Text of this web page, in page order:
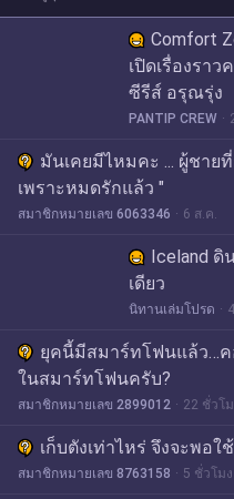
Comfort
เปิดเรื่องรา
ซีรีส์ อรุณรุ่ง
PANTIP CREW
มันเคยมีไหมคะ ... ผู้ชาย
เพราะหมดรักแล้ว "
สมาชิกหมายเลข 6063346 6 ส.ค.
Iceland ดิ
เดียว
นิทานเล่มโปรด
ยุคนี้มีสมาร์ทโฟนแล้ว…ค
ในสมาร์ทโฟนครับ?
สมาชิกหมายเลข 2899012 22 ชั่วโ
เก็บตังเท่าไหร่ จึงจะพอ
สมาชิกหมายเลข 8763158 5 ชั่วโมง